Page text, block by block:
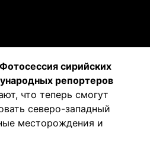
сирийских
репортеров
что теперь смогут
северо-западный
месторождения и